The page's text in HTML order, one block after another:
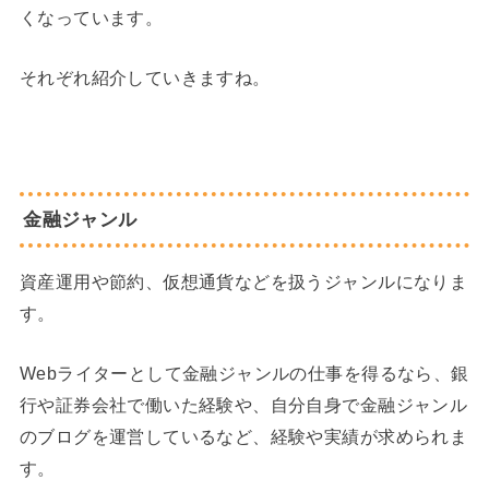
くなっています。
それぞれ紹介していきますね。
金融ジャンル
資産運用や節約、仮想通貨などを扱うジャンルになりま
す。
Webライターとして金融ジャンルの仕事を得るなら、銀
行や証券会社で働いた経験や、自分自身で金融ジャンル
のブログを運営しているなど、経験や実績が求められま
す。